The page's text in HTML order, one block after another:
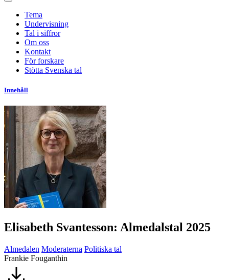
Tema
Undervisning
Tal i siffror
Om oss
Kontakt
För forskare
Stötta Svenska tal
Innehåll
Elisabeth Svantesson: Almedalstal 2025
Almedalen Moderaterna Politiska tal
Frankie Fouganthin